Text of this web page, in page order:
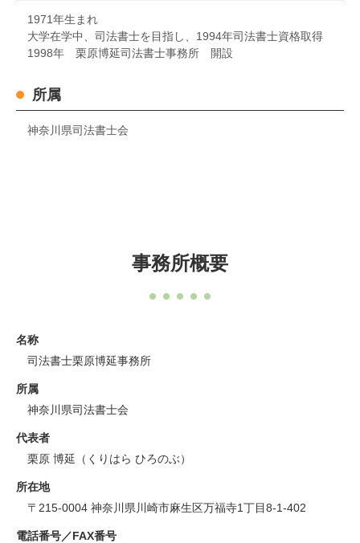
1971年生まれ
大学在学中、司法書士を目指し、1994年司法書士資格取得
1998年 栗原博延司法書士事務所 開設
所属
神奈川県司法書士会
事務所概要
名称
司法書士栗原博延事務所
所属
神奈川県司法書士会
代表者
栗原 博延（くりはら ひろのぶ）
所在地
〒215-0004 神奈川県川崎市麻生区万福寺1丁目8-1-402
電話番号／FAX番号